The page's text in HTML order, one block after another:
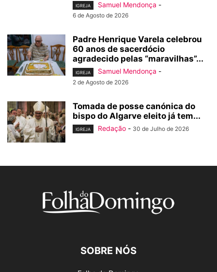
IGREJA Samuel Mendonça -
6 de Agosto de 2026
Padre Henrique Varela celebrou
60 anos de sacerdócio
agradecido pelas “maravilhas”...
IGREJA Samuel Mendonça -
2 de Agosto de 2026
Tomada de posse canónica do
bispo do Algarve eleito já tem...
IGREJA Redação - 30 de Julho de 2026
SOBRE NÓS